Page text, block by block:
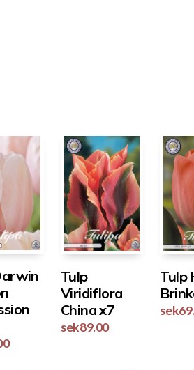
Tulp
Viridiflora
China x7
sek89.00
Tulp
sek